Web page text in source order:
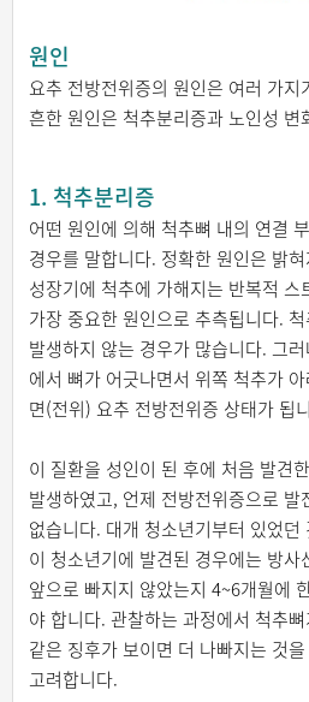
원인
요추 전방전위증의 원인은 여러 가
흔한 원인은 척추분리증과 노인성 변
1. 척추분리증
어떤 원인에 의해 척추뼈 내의 연결
경우를 말합니다. 정확한 원인은 밝
성장기에 척추에 가해지는 반복적 스
가장 중요한 원인으로 추측됩니다.
발생하지 않는 경우가 많습니다. 그
에서 뼈가 어긋나면서 위쪽 척추가
면(전위) 요추 전방전위증 상태가 됩
이 질환을 성인이 된 후에 처음 발견
발생하였고, 언제 전방전위증으로
없습니다. 대개 청소년기부터 있었
이 청소년기에 발견된 경우에는 방사
앞으로 빠지지 않았는지 4~6개월에
야 합니다. 관찰하는 과정에서 척추
같은 징후가 보이면 더 나빠지는 것
고려합니다.